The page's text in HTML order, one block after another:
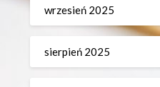
wrzesień 2025
sierpień 2025